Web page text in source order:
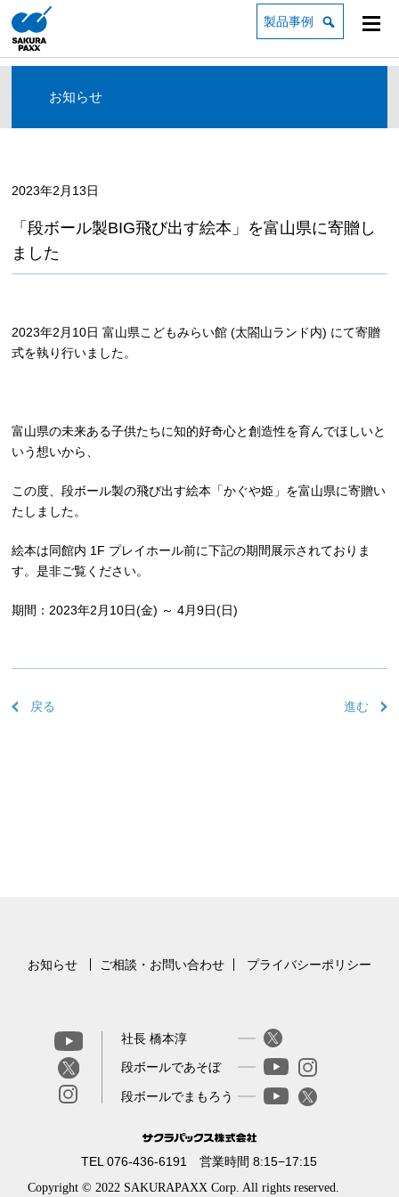
製品事例
お知らせ
2023年2月13日
「段ボール製BIG飛び出す絵本」を富山県に寄贈し
ました
2023年2月10日 富山県こどもみらい館 (太閤山ランド内) にて寄贈
式を執り行いました。
富山県の未来ある子供たちに知的好奇心と創造性を育んでほしいと
いう想いから、
この度、段ボール製の飛び出す絵本「かぐや姫」を富山県に寄贈い
たしました。
絵本は同館内 1F プレイホール前に下記の期間展示されておりま
す。是非ご覧ください。
期間：2023年2月10日(金) ～ 4月9日(日)
戻る 進む
お知らせ ご相談・お問い合わせ プライバシーポリシー
社長 橋本淳
段ボールであそぼ
段ボールでまもろう
TEL 076-436-6191 営業時間 8:15−17:15
Copyright © 2022 SAKURAPAXX Corp. All rights reserved.